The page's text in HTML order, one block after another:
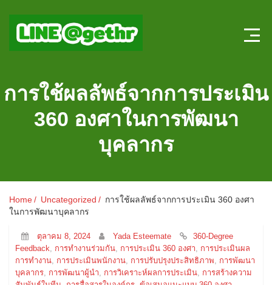
Home
ระบบประเมินผลออนไลน์
การใช้ผลลัพธ์จากการประเมิน
360 องศาในการพัฒนา
บุคลากร
Home Uncategorized
การใช้ผลลัพธ์จากการประเมิน 360 องศา
ในการพัฒนาบุคลากร
ตุลาคม 8, 2024 Yada Esteemate
360-Degree
Feedback
การทำงานร่วมกัน การประเมิน 360 องศา
การประเมินผล
การทำงาน การประเมินพนักงาน การปรับปรุงประสิทธิภาพ
การพัฒนา
บุคลากร การพัฒนาผู้นำ การวิเคราะห์ผลการประเมิน การสร้างความ